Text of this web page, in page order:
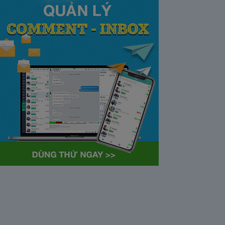
tại Việt Nam và Hoa kỳ mới
28/05/2020
63364
Khi tham gia chương trình
Partner Program của YouTube,
…
Cách bỏ ẩn trò chuyện trên
Zalo ở thiết bị máy tính và
điện thoại iphone
26/05/2020
62305
Bỏ ẩn cuộc trò chuyện là tính
năng khá…